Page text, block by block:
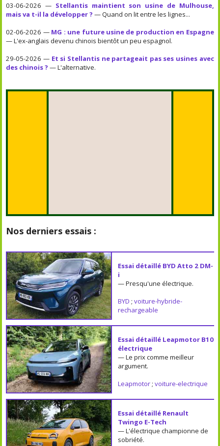
03-06-2026 — Stellantis maintient son usine de Mulhouse,
mais va t-il la développer ? — Quand on lit entre les lignes...
02-06-2026 — MG : une future usine de production en Espagne
— L'ex-anglais devenu chinois bientôt un peu espagnol.
29-05-2026 — Et si Stellantis ne partageait pas ses usines avec
des chinois ? — L'alternative.
Nos derniers essais :
Essai détaillé BYD Atto 2 DM-
i
— Presqu'une électrique.
BYD ; voiture-hybride-
rechargeable
Essai détaillé Leapmotor B10
électrique
— Le prix comme meilleur
argument.
Leapmotor; voiture-electrique
Essai détaillé Renault
Twingo E-Tech
— L'électrique championne de
sobriété.